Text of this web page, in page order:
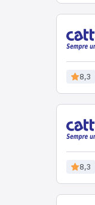
8,3
8,3